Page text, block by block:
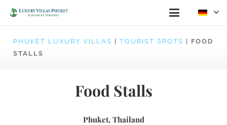
PHUKET LUXURY VILLAS TOURIST SPOTS
FOOD
STALLS
Food Stalls
Phuket, Thailand